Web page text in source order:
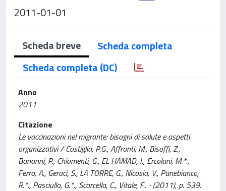
2011-01-01
Scheda breve
Scheda completa
Scheda completa (DC)
Anno
2011
Citazione
Le vaccinazioni nel migrante: bisogni di salute e aspetti
organizzativi / Castiglia, P.G., Affronti, M., Bisoffi, Z.,
Bonanni, P., Chiamenti, G., EL HAMAD, I., Ercolani, M.*.,
Ferro, A., Geraci, S., LA TORRE, G., Nicosia, V., Panebianco,
R.*., Pasciullo, G.*., Scarcella, C., Vitale, F.. - (2011), p. 539.